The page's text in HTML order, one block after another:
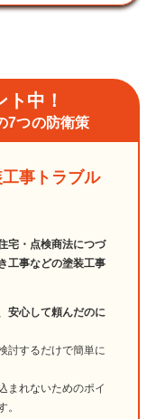
中！
7つの防衛策
事トラブル
宅・点検商法につづ
工事などの塗装工事
安心して頼んだのに
討するだけで簡単に
まれないためのポイ
。